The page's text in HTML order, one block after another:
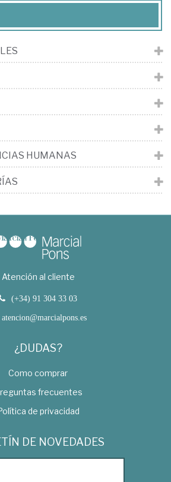
HUMANAS
Atención al cliente
(+34) 91 304 33 03
atencion@marcialpons.es
¿DUDAS?
Como comprar
frecuentes
de privacidad
DE NOVEDADES